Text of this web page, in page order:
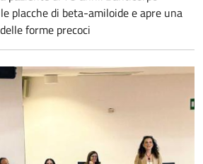
placche di beta-amiloide e apre una
forme precoci